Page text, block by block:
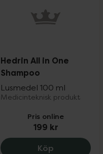
89.9 kr.
Hedrin All in One
Shampoo
Lusmedel 100 ml
Medicinteknisk produkt
Pris online
199 kr
Köp Hedrin All